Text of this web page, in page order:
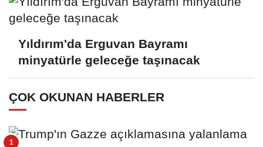
Yıldırım'da Erguvan Bayramı
minyatürle geleceğe taşınacak
ÇOK OKUNAN HABERLER